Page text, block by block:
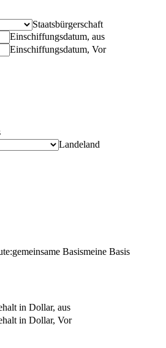
Staatsbürgerschaft
Einschiffungsdatum, aus
Einschiffungsdatum, Vor
Landeland
gemeinsame Basismeine Basis
in Dollar, aus
in Dollar, Vor